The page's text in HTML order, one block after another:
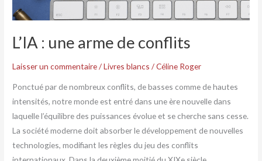
L’IA : une arme de conflits
Laisser un commentaire/Livres blancs /Céline Roger
Ponctué par de nombreux conflits, de basses comme de hautes
intensités, notre monde est entré dans une ère nouvelle dans
laquelle l’équilibre des puissances évolue et se cherche sans cesse.
La société moderne doit absorber le développement de nouvelles
technologies, modifiant les règles du jeu des conflits